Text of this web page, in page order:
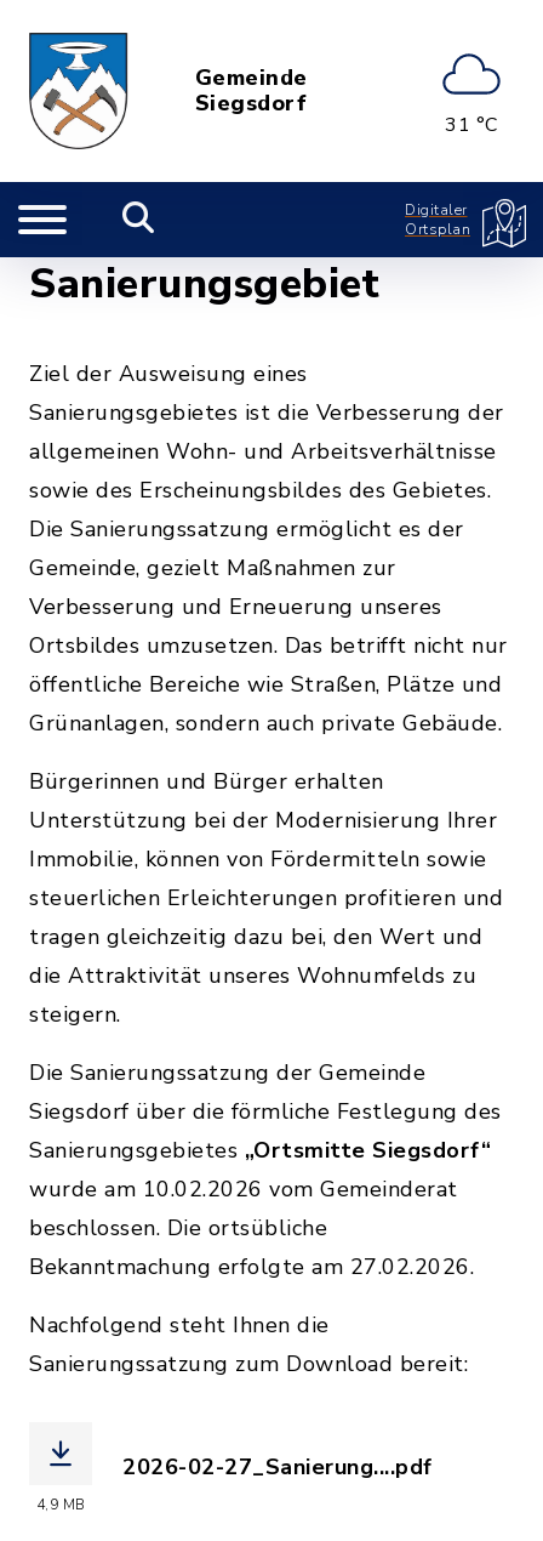
Gemeinde
Siegsdorf
31 °C
Digitaler
Ortsplan
Sanierungsgebiet
Ziel der Ausweisung eines
Sanierungsgebietes ist die Verbesserung der
allgemeinen Wohn- und Arbeitsverhältnisse
sowie des Erscheinungsbildes des Gebietes.
Die Sanierungssatzung ermöglicht es der
Gemeinde, gezielt Maßnahmen zur
Verbesserung und Erneuerung unseres
Ortsbildes umzusetzen. Das betrifft nicht nur
öffentliche Bereiche wie Straßen, Plätze und
Grünanlagen, sondern auch private Gebäude.
Bürgerinnen und Bürger erhalten
Unterstützung bei der Modernisierung Ihrer
Immobilie, können von Fördermitteln sowie
steuerlichen Erleichterungen profitieren und
tragen gleichzeitig dazu bei, den Wert und
die Attraktivität unseres Wohnumfelds zu
steigern.
Die Sanierungssatzung der Gemeinde
Siegsdorf über die förmliche Festlegung des
Sanierungsgebietes „Ortsmitte Siegsdorf“
wurde am 10.02.2026 vom Gemeinderat
beschlossen. Die ortsübliche
Bekanntmachung erfolgte am 27.02.2026.
Nachfolgend steht Ihnen die
Sanierungssatzung zum Download bereit:
4,9 MB
2026-02-27_Sanierung....pdf